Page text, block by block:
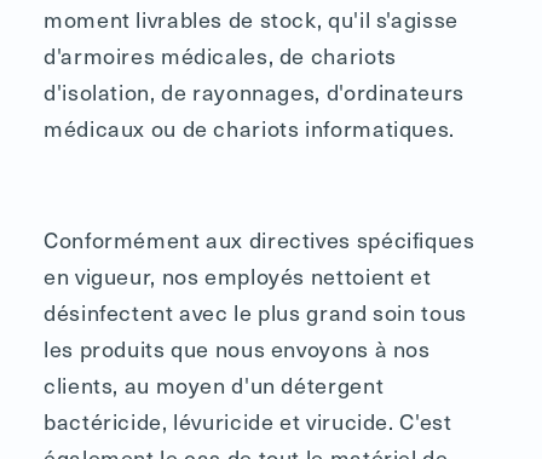
moment livrables de stock, qu'il s'agisse
d'armoires médicales, de chariots
d'isolation, de rayonnages, d'ordinateurs
médicaux ou de chariots informatiques.
Conformément aux directives spécifiques
en vigueur, nos employés nettoient et
désinfectent avec le plus grand soin tous
les produits que nous envoyons à nos
clients, au moyen d'un détergent
bactéricide, lévuricide et virucide. C'est